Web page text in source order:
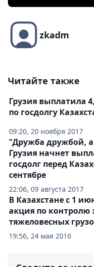
zkadm
Читайте также
09:20, 20 ноября 2017
Грузия выплатила
по госдолгу
22:06, 09 августа 2017
"Дружба дружбой,
Грузия начнет
госдолг перед
сентябре
19:56, 24 мая 2016
В Казахстане с 1
акция по контролю
тяжеловесных